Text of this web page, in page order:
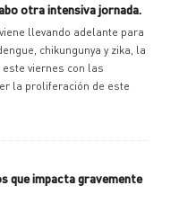
otra intensiva jornada.
llevando adelante para
chikungunya y zika, la
viernes con las
la proliferación de este
que impacta gravemente